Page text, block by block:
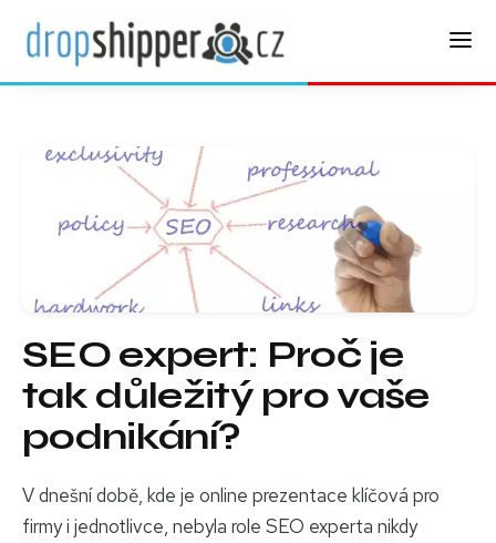
SEO expert: Proč je
tak důležitý pro vaše
podnikání?
V dnešní době, kde je online prezentace klíčová pro
firmy i jednotlivce, nebyla role SEO experta nikdy